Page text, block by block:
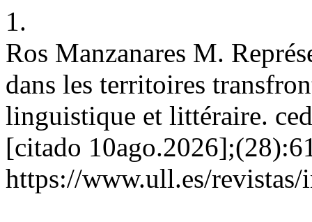
1.
Ros Manzanares M.
dans les territoires
linguistique et littéraire.
[citado
https://www.ull.es/